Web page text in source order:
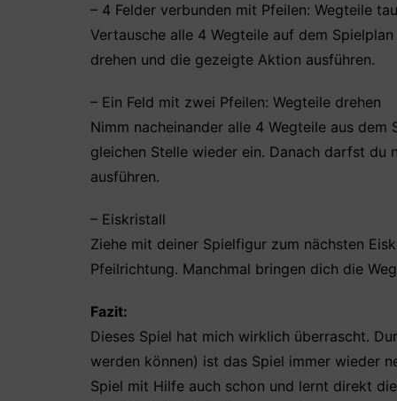
– 4 Felder verbunden mit Pfeilen: Wegteile
Vertausche alle 4 Wegteile auf dem
drehen und die gezeigte Aktion ausführen.
– Ein Feld mit zwei Pfeilen: Wegteile drehen
Nimm nacheinander alle 4 Wegteile aus
gleichen Stelle wieder ein. Danach darfst du
ausführen.
– Eiskristall
Ziehe mit deiner Spielfigur zum nächsten
Pfeilrichtung. Manchmal bringen dich die
Fazit:
Dieses Spiel hat mich wirklich überrascht.
werden können) ist das Spiel immer wieder
Spiel mit Hilfe auch schon und lernt direkt